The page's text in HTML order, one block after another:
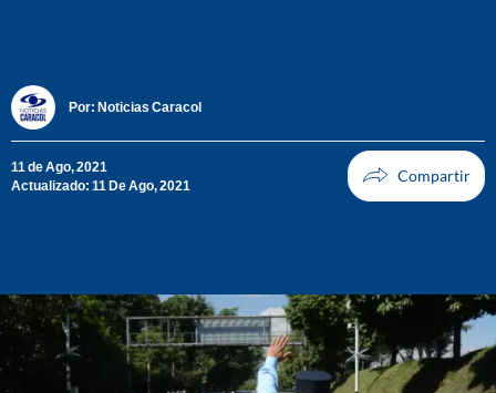
Por: Noticias Caracol
11 de Ago, 2021
Actualizado: 11 De Ago, 2021